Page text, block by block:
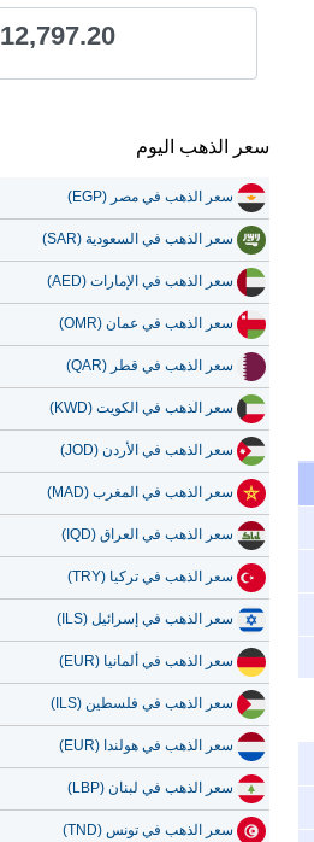
12,797.20
سعر الذهب اليوم
سعر الذهب في مصر (EGP)
سعر الذهب في السعودية (SAR)
سعر الذهب في الإمارات (AED)
سعر الذهب في عمان (OMR)
سعر الذهب في قطر (QAR)
سعر الذهب في الكويت (KWD)
سعر الذهب في الأردن (JOD)
سعر الذهب في المغرب (MAD)
سعر الذهب في العراق (IQD)
سعر الذهب في تركيا (TRY)
سعر الذهب في إسرائيل (ILS)
سعر الذهب في ألمانيا (EUR)
سعر الذهب في فلسطين (ILS)
سعر الذهب في هولندا (EUR)
سعر الذهب في لبنان (LBP)
سعر الذهب في تونس (TND)